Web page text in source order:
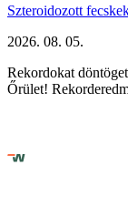
Szteroidozott
2026. 08. 05.
Rekordokat
Őrület!